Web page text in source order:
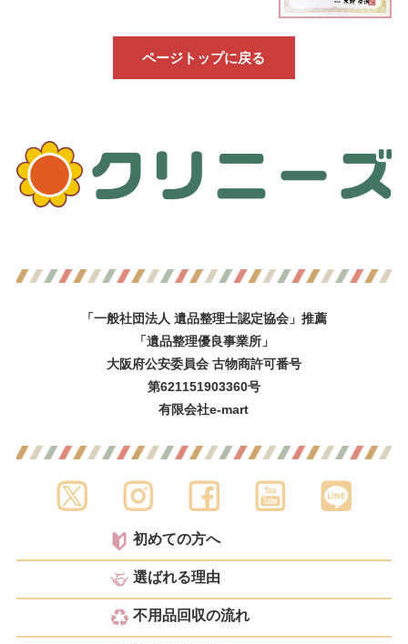
ページトップに戻る
「一般社団法人 遺品整理士認定協会」推薦
「遺品整理優良事業所」
大阪府公安委員会 古物商許可番号
第621151903360号
有限会社e-mart
初めての方へ
選ばれる理由
不用品回収の流れ